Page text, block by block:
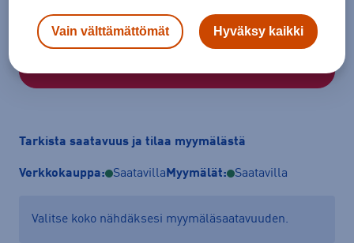
Tarkista saatavuus ja tilaa myymälästä
Verkkokauppa: Saatavilla Myymälät: Saatavilla
Valitse koko nähdäksesi myymäläsaatavuuden.
Vain välttämättömät Hyväksy kaikki